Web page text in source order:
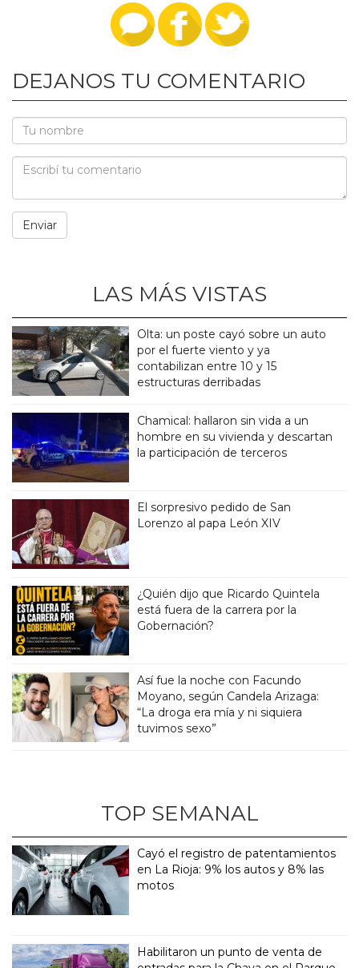
DEJANOS TU COMENTARIO
LAS MÁS VISTAS
Olta: un poste cayó sobre un auto
por el fuerte viento y ya
contabilizan entre 10 y 15
estructuras derribadas
Chamical: hallaron sin vida a un
hombre en su vivienda y descartan
la participación de terceros
El sorpresivo pedido de San
Lorenzo al papa León XIV
¿Quién dijo que Ricardo Quintela
está fuera de la carrera por la
Gobernación?
Así fue la noche con Facundo
Moyano, según Candela Arizaga:
“La droga era mía y ni siquiera
tuvimos sexo”
TOP SEMANAL
Cayó el registro de patentamientos
en La Rioja: 9% los autos y 8% las
motos
Habilitaron un punto de venta de